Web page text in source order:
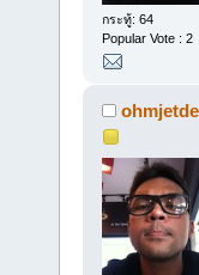
กระทู้: 64
Popular Vote : 2